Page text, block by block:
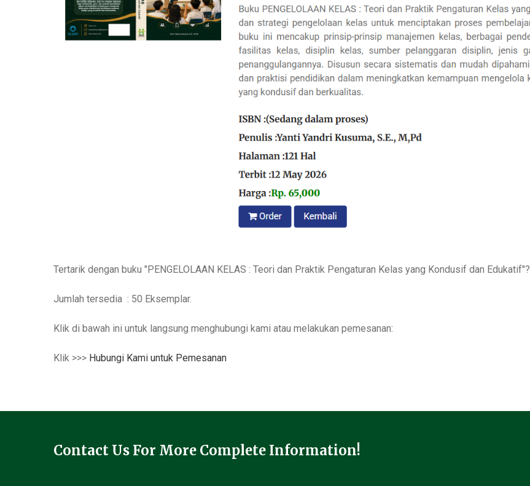
Tertarik dengan buku "PENGELOLAAN KELAS : Teori dan Praktik Pengaturan Kelas yang Kondusif dan Edukatif"?
Jumlah tersedia : 50 Eksemplar.
Klik di bawah ini untuk langsung menghubungi kami atau melakukan pemesanan:
Klik >>> Hubungi Kami untuk Pemesanan
Contact Us For More Complete Information!